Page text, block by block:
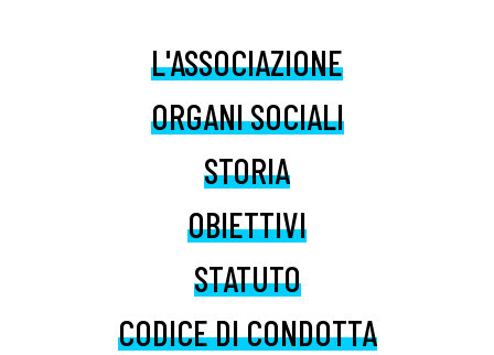
L'ASSOCIAZIONE
ORGANI SOCIALI
STORIA
OBIETTIVI
STATUTO
CODICE DI CONDOTTA